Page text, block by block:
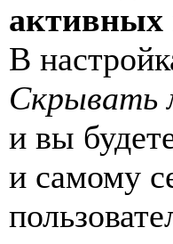
активных
В
Скрывать
и вы
и самому